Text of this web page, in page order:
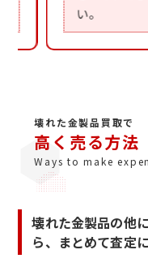
い。
壊れた金製品買取で
高く売る方法
Ways to make
壊れた金製品の他
ら、まとめて査定